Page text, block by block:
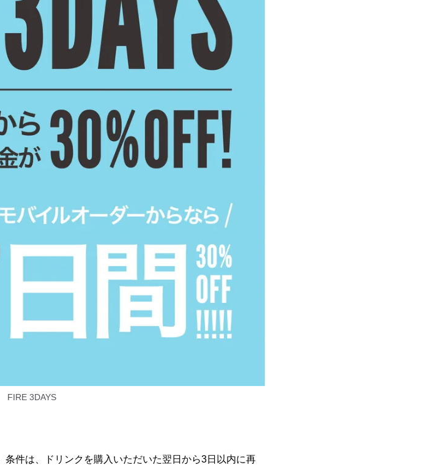
FIRE 3DAYS
条件は、ドリンクを購入いただいた翌日から3日以内に再